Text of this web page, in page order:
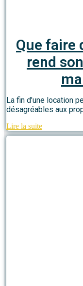
Que faire
rend
La fin d’une location
désagréables aux
Lire la suite